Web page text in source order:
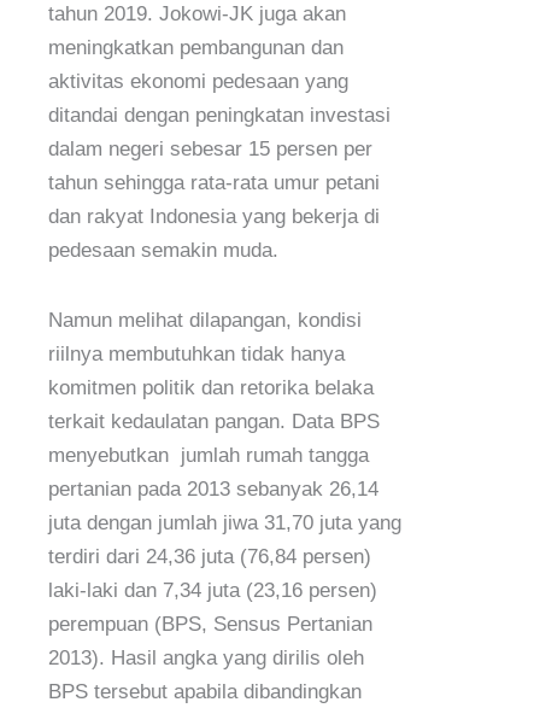
tahun 2019. Jokowi-JK juga akan
meningkatkan pembangunan dan
aktivitas ekonomi pedesaan yang
ditandai dengan peningkatan investasi
dalam negeri sebesar 15 persen per
tahun sehingga rata-rata umur petani
dan rakyat Indonesia yang bekerja di
pedesaan semakin muda.
Namun melihat dilapangan, kondisi
riilnya membutuhkan tidak hanya
komitmen politik dan retorika belaka
terkait kedaulatan pangan. Data BPS
menyebutkan jumlah rumah tangga
pertanian pada 2013 sebanyak 26,14
juta dengan jumlah jiwa 31,70 juta yang
terdiri dari 24,36 juta (76,84 persen)
laki-laki dan 7,34 juta (23,16 persen)
perempuan (BPS, Sensus Pertanian
2013). Hasil angka yang dirilis oleh
BPS tersebut apabila dibandingkan